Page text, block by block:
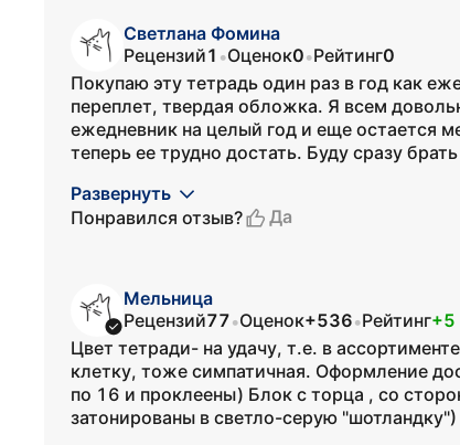
Светлана Фомина
Рецензий1 •Оценок0•Рейтинг0
Покупаю эту тетрадь один раз в год как
переплет, твердая обложка. Я всем
ежедневник на целый год и еще остается
теперь ее трудно достать. Буду сразу
Развернуть
Понравился отзыв?
Да
Мельница
Рецензий77•Оценок+536•Рейтинг+5
Цвет тетради- на удачу, т.е. в
клетку, тоже симпатичная. Оформление
по 16 и проклеены) Блок с торца , со
затонированы в светло-серую